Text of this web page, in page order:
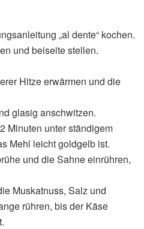
„al dente“ kochen.
und beiseite stellen.
Hitze erwärmen und die
glasig anschwitzen.
Minuten unter ständigem
Mehl leicht goldgelb ist.
und die Sahne einrühren,
Muskatnuss, Salz und
rühren, bis der Käse